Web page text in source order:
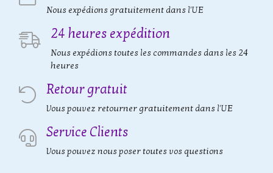
Nous expédions gratuitement dans l'UE
24 heures expédition
Nous expédions toutes les commandes dans les 24
heures
Retour gratuit
Vous pouvez retourner gratuitement dans l'UE
Service Clients
Vous pouvez nous poser toutes vos questions